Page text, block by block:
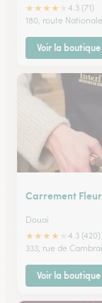
★★★★
4.3 (71)
180, route Nationale
Voir la boutique
Carrement
Douai
★★★★
4.3 (420)
333, rue de Cambrai
Voir la boutique